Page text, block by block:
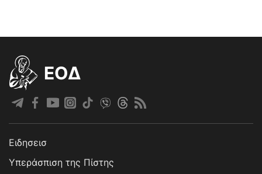
EOΔ
Ειδησεισ
Υπεράσπιση της Πίστης